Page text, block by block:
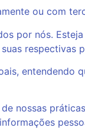
ou com
por nós.
respectivas
entendendo
nossas